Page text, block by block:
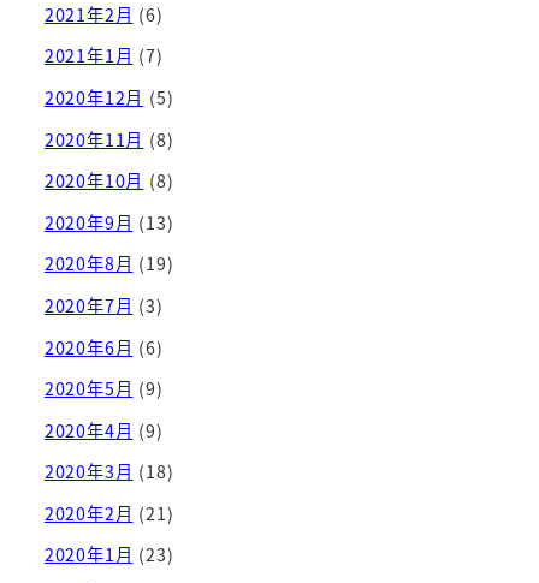
2021年2月 (6)
2021年1月 (7)
2020年12月 (5)
2020年11月 (8)
2020年10月 (8)
2020年9月 (13)
2020年8月 (19)
2020年7月 (3)
2020年6月 (6)
2020年5月 (9)
2020年4月 (9)
2020年3月 (18)
2020年2月 (21)
2020年1月 (23)